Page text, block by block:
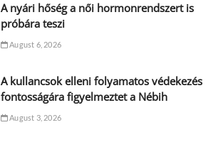
A nyári hőség a női hormonrendszert is
próbára teszi
August 6, 2026
A kullancsok elleni folyamatos védekezés
fontosságára figyelmeztet a Nébih
August 3, 2026